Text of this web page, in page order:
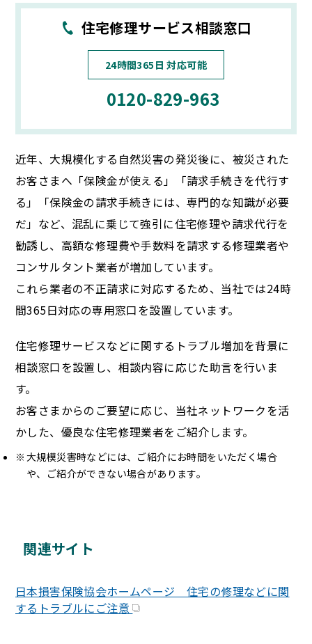
住宅修理サービス相談窓口
24時間365日 対応可能
0120-829-963
近年、大規模化する自然災害の発災後に、被災された
お客さまへ「保険金が使える」「請求手続きを代行す
る」「保険金の請求手続きには、専門的な知識が必要
だ」など、混乱に乗じて強引に住宅修理や請求代行を
勧誘し、高額な修理費や手数料を請求する修理業者や
コンサルタント業者が増加しています。
これら業者の不正請求に対応するため、当社では24時
間365日対応の専用窓口を設置しています。
住宅修理サービスなどに関するトラブル増加を背景に
相談窓口を設置し、相談内容に応じた助言を行いま
す。
お客さまからのご要望に応じ、当社ネットワークを活
かした、優良な住宅修理業者をご紹介します。
大規模災害時などには、ご紹介にお時間をいただく場合
や、ご紹介ができない場合があります。
関連サイト
日本損害保険協会ホームページ 住宅の修理などに関
するトラブルにご注意